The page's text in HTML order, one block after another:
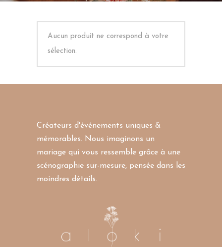
Aucun produit ne correspond à votre
sélection.
Créateurs d'événements uniques &
mémorables. Nous imaginons un
mariage qui vous ressemble grâce à une
scénographie sur-mesure, pensée dans les
moindres détails.